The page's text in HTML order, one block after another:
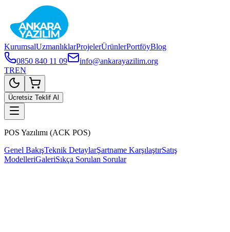
KurumsalUzmanlıklarProjelerÜrünlerPortföyBlog
0850 840 11 09
info@ankarayazilim.org
TREN
Ücretsiz Teklif Al
POS Yazılımı (ACK POS)
Genel BakışTeknik DetaylarŞartname KarşılaştırSatış
ModelleriGaleriSıkça Sorulan Sorular